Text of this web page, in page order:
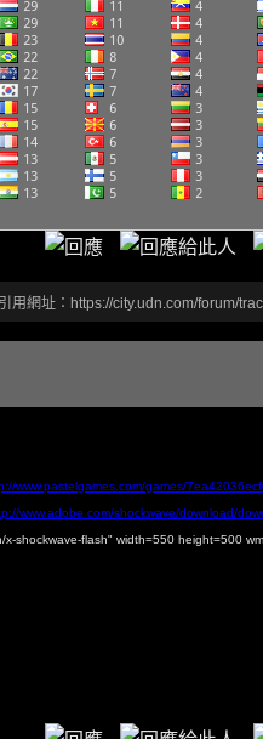
引用網址：https://city.udn.com/forum/
www.pastelgames.com/games/
www.adobe.com/shockwave/download/
x-shockwave-flash" width=550 height=500